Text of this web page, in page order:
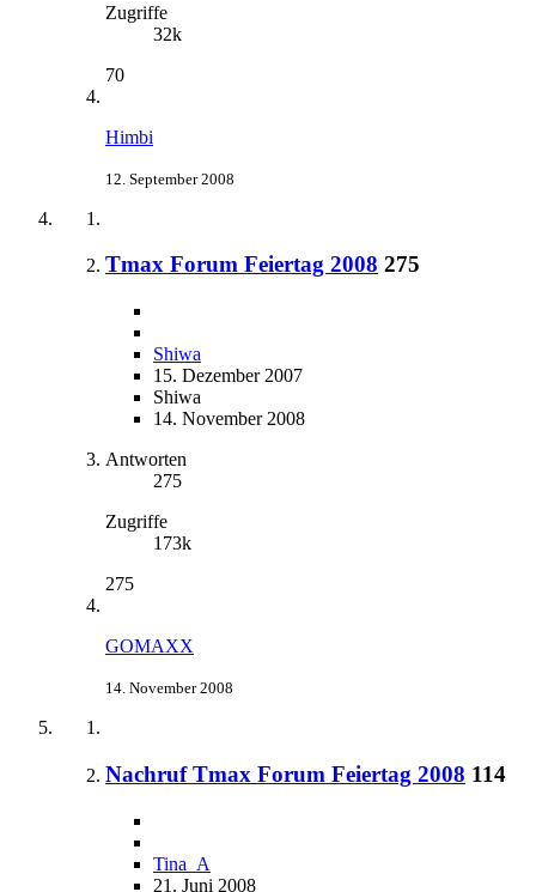
Zugriffe
32k
70
Himbi
12. September 2008
Tmax Forum Feiertag 2008 275
Shiwa
15. Dezember 2007
Shiwa
14. November 2008
Antworten
275
Zugriffe
173k
275
GOMAXX
14. November 2008
Nachruf Tmax Forum Feiertag 2008 114
Tina_A
21. Juni 2008